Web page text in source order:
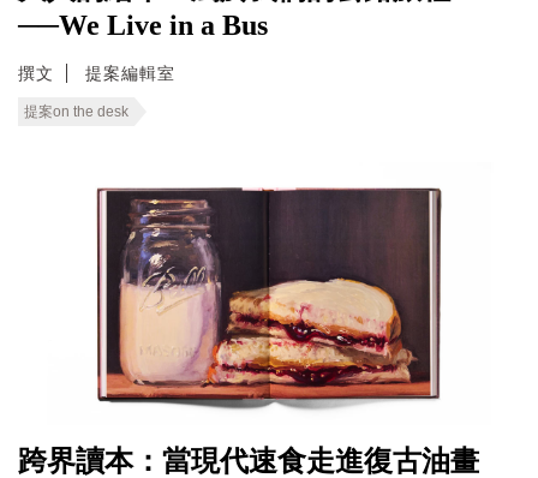
──We Live in a Bus
撰文 提案編輯室
提案on the desk
跨界讀本：當現代速食走進復古油畫